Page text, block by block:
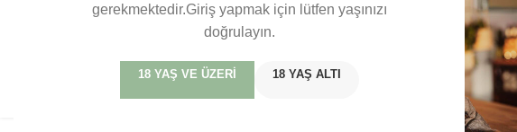
gerekmektedir.Giriş yapmak için lütfen yaşınızı
doğrulayın.
18 YAŞ VE ÜZERI 18 YAŞ ALTI
Karşınızda Jameson
Guzu!
27